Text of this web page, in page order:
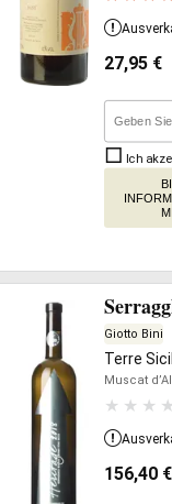
27,95 €
Ich
Giotto Bini
Terre
Muscat
156,40 €